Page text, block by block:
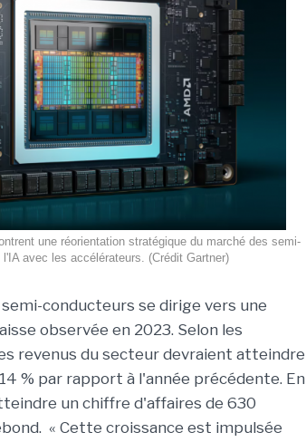
une réorientation stratégique du marché des semi-
avec les accélérateurs. (Crédit Gartner)
conducteurs se dirige vers une
observée en 2023. Selon les
revenus du secteur devraient atteindre
% par rapport à l'année précédente. En
un chiffre d'affaires de 630
« Cette croissance est impulsée